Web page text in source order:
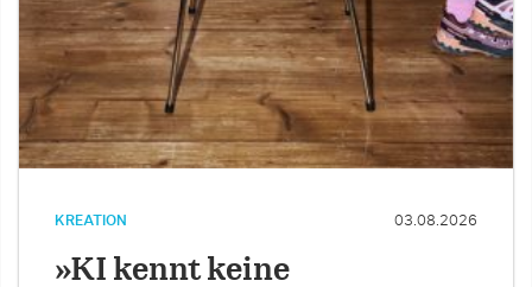
KREATION 03.08.2026
»KI kennt keine